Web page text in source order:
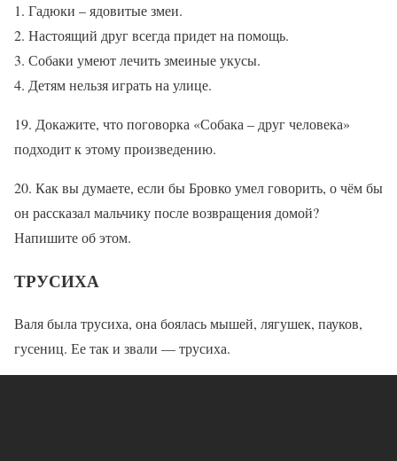
Гадюки – ядовитые змеи.
Настоящий друг всегда придет на помощь.
Собаки умеют лечить змеиные укусы.
Детям нельзя играть на улице.
19. Докажите, что поговорка «Собака – друг человека»
подходит к этому произведению.
20. Как вы думаете, если бы Бровко умел говорить, о чём бы
он рассказал мальчику после возвращения домой?
Напишите об этом.
ТРУСИХА
Валя была трусиха, она боялась мышей, лягушек, пауков,
гусениц. Ее так и звали — трусиха.